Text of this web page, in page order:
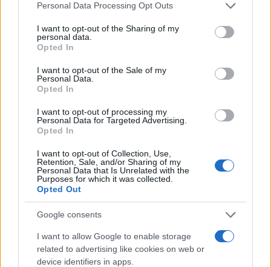
Please note that this website/app uses one or more Google
not limited to your visit or usage behaviour. You may click to
grant or deny consent to Google and its third-party tags to
use your data for below specified purposes in below Google
consent section.
Personal Data Processing Opt Outs
I want to opt-out of the Sharing of my
personal data.
Opted In
I want to opt-out of the Sale of my
Personal Data.
Opted In
I want to opt-out of processing my
Personal Data for Targeted Advertising.
Opted In
I want to opt-out of Collection, Use,
Retention, Sale, and/or Sharing of my
Personal Data that Is Unrelated with the
Purposes for which it was collected.
Opted Out
Google consents
I want to allow Google to enable storage
related to advertising like cookies on web or
device identifiers in apps.
πέντε θαλασσών
Σεισμός στην Κολομβία: Καταρρεύσεις
κτιρίων στο Κάλι – Άνθρωποι
κέντρα επαναπατρισμού εκτός
Ευρώπης